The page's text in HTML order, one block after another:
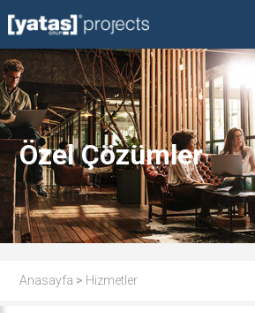
Özel Çözümler
Anasayfa > Hizmetler